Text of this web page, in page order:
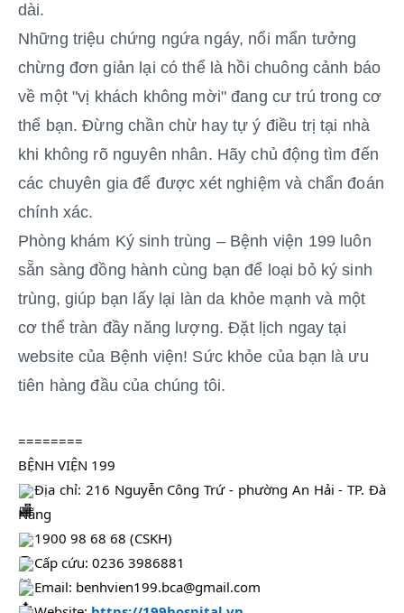
dài.
Những triệu chứng ngứa ngáy, nổi mẩn tưởng
chừng đơn giản lại có thể là hồi chuông cảnh báo
về một "vị khách không mời" đang cư trú trong cơ
thể bạn. Đừng chần chừ hay tự ý điều trị tại nhà
khi không rõ nguyên nhân. Hãy chủ động tìm đến
các chuyên gia để được xét nghiệm và chẩn đoán
chính xác.
Phòng khám Ký sinh trùng – Bệnh viện 199 luôn
sẵn sàng đồng hành cùng bạn để loại bỏ ký sinh
trùng, giúp bạn lấy lại làn da khỏe mạnh và một
cơ thể tràn đầy năng lượng.Đặt lịch ngay tại
website của Bệnh viện! Sức khỏe của bạn là ưu
tiên hàng đầu của chúng tôi.
========
BỆNH VIỆN 199
Địa chỉ: 216 Nguyễn Công Trứ - phường An Hải - TP. Đà
Nẵng
1900 98 68 68 (CSKH)
Cấp cứu: 0236 3986881
Email: benhvien199.bca@gmail.com